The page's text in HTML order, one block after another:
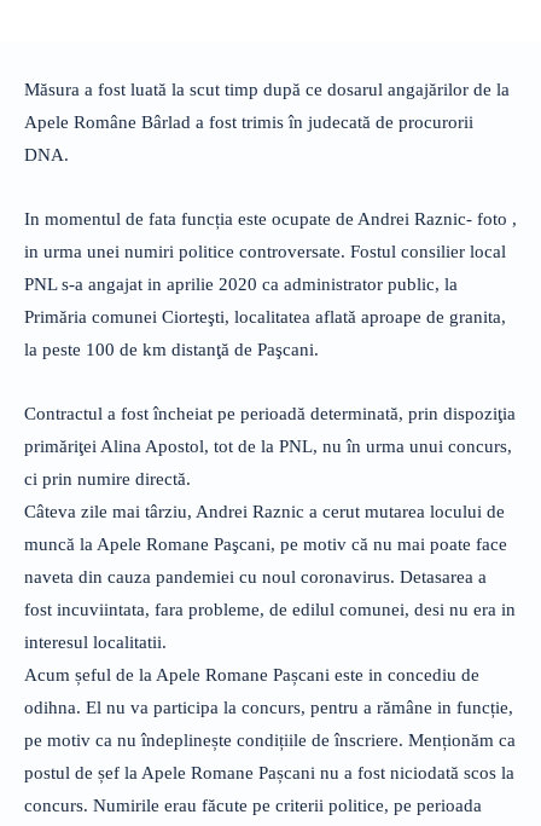
Măsura a fost luată la scut timp după ce dosarul angajărilor de la
Apele Române Bârlad a fost trimis în judecată de procurorii
DNA.
In momentul de fata funcția este ocupate de Andrei Raznic- foto ,
in urma unei numiri politice controversate. Fostul consilier local
PNL s-a angajat in aprilie 2020 ca administrator public, la
Primăria comunei Ciorteşti, localitatea aflată aproape de granita,
la peste 100 de km distanţă de Paşcani.
Contractul a fost încheiat pe perioadă determinată, prin dispoziţia
primăriţei Alina Apostol, tot de la PNL, nu în urma unui concurs,
ci prin numire directă.
Câteva zile mai târziu, Andrei Raznic a cerut mutarea locului de
muncă la Apele Romane Paşcani, pe motiv că nu mai poate face
naveta din cauza pandemiei cu noul coronavirus. Detasarea a
fost incuviintata, fara probleme, de edilul comunei, desi nu era in
interesul localitatii.
Acum șeful de la Apele Romane Pașcani este in concediu de
odihna. El nu va participa la concurs, pentru a rămâne in funcție,
pe motiv ca nu îndeplinește condițiile de înscriere. Menționăm ca
postul de șef la Apele Romane Pașcani nu a fost niciodată scos la
concurs. Numirile erau făcute pe criterii politice, pe perioada